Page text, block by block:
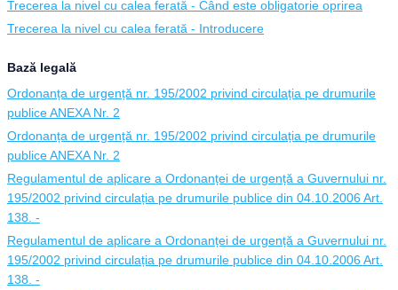
Trecerea la nivel cu calea ferată - Când este obligatorie oprirea
Trecerea la nivel cu calea ferată - Introducere
Bază legală
Ordonanța de urgență nr. 195/2002 privind circulația pe drumurile
publice ANEXA Nr. 2
Ordonanța de urgență nr. 195/2002 privind circulația pe drumurile
publice ANEXA Nr. 2
Regulamentul de aplicare a Ordonanței de urgență a Guvernului nr.
195/2002 privind circulația pe drumurile publice din 04.10.2006 Art.
138. -
Regulamentul de aplicare a Ordonanței de urgență a Guvernului nr.
195/2002 privind circulația pe drumurile publice din 04.10.2006 Art.
138. -